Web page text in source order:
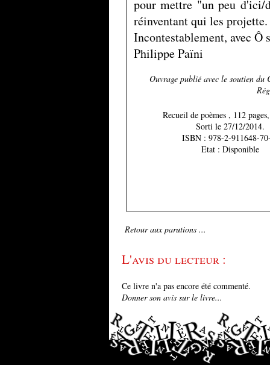
pour mettre "un peu d'ici/
réinventant qui les projette.
Incontestablement, avec
Philippe Païni
Ouvrage publié avec le soutien du
Recueil de poèmes ,
Sorti le 27/12/2014.
ISBN : 978-2-911648-
Etat : Disponible
Retour aux parutions ...
L'avis du lecteur :
Ce livre n'a pas encore été commenté.
Donner son avis sur le livre...